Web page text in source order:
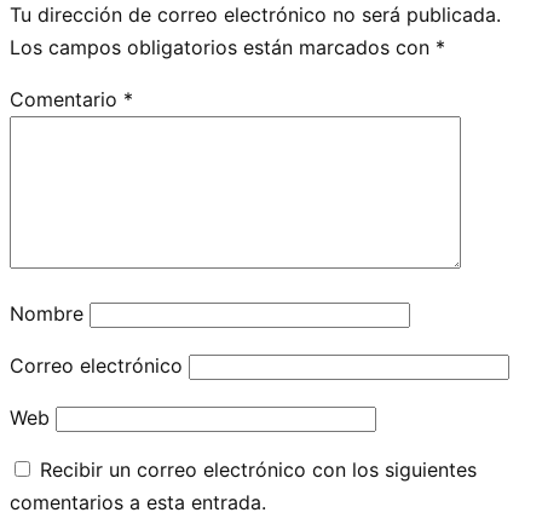
Tu dirección de correo electrónico no será publicada.
Los campos obligatorios están marcados con *
Comentario *
Nombre
Correo electrónico
Web
Recibir un correo electrónico con los siguientes
comentarios a esta entrada.